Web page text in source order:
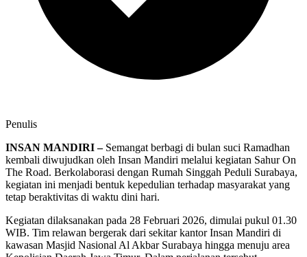
Penulis
INSAN MANDIRI –Semangat berbagi di bulan suci Ramadhan
kembali diwujudkan oleh Insan Mandiri melalui kegiatan Sahur On
The Road. Berkolaborasi dengan Rumah Singgah Peduli Surabaya,
kegiatan ini menjadi bentuk kepedulian terhadap masyarakat yang
tetap beraktivitas di waktu dini hari.
Kegiatan dilaksanakan pada 28 Februari 2026, dimulai pukul 01.30
WIB. Tim relawan bergerak dari sekitar kantor Insan Mandiri di
kawasan Masjid Nasional Al Akbar Surabaya hingga menuju area